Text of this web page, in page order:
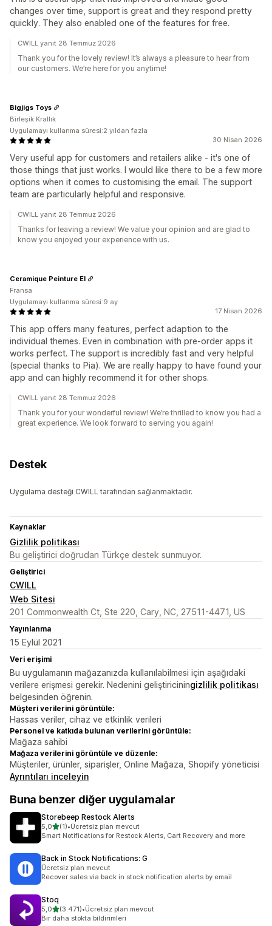
changes over time, support is great and they respond pretty
quickly. They also enabled one of the features for free.
CWILL yanıt 28 Temmuz 2026
Thank you for the lovely review! It’s always a pleasure to hear from
our customers. We’re here for you anytime!
30 Nisan 2026
Very useful app for customers and retailers alike - it's one of
those things that just works. I would like there to be a few more
options when it comes to customising the email. The support
team are particularly helpful and responsive.
Bigjigs Toys
Birleşik Krallık
Uygulamayı kullanma süresi:2 yıldan fazla
CWILL yanıt 28 Temmuz 2026
Thanks for leaving a review! We value your opinion and are glad to
know you enjoyed your experience with us.
17 Nisan 2026
This app offers many features, perfect adaption to the
individual themes. Even in combination with pre-order apps it
works perfect. The support is incredibly fast and very helpful
(special thanks to Pia). We are really happy to have found your
app and can highly recommend it for other shops.
Ceramique Peinture EI
Fransa
Uygulamayı kullanma süresi:9 ay
CWILL yanıt 28 Temmuz 2026
Thank you for your wonderful review! We’re thrilled to know you had a
great experience. We look forward to serving you again!
Destek
Uygulama desteği CWILL tarafından sağlanmaktadır.
Kaynaklar
Gizlilik politikası
Bu geliştirici doğrudan Türkçe destek sunmuyor.
Geliştirici
CWILL
Web Sitesi
201 Commonwealth Ct, Ste 220, Cary, NC, 27511-4471, US
Yayınlanma
15 Eylül 2021
Veri erişimi
Bu uygulamanın mağazanızda kullanılabilmesi için aşağıdaki
verilere erişmesi gerekir. Nedenini geliştiriciningizlilik politikası
belgesinden öğrenin.
Müşteri verilerini görüntüle:
Hassas veriler, cihaz ve etkinlik verileri
Personel ve katkıda bulunan verilerini görüntüle:
Mağaza sahibi
Mağaza verilerini görüntüle ve düzenle:
Müşteriler, ürünler, siparişler, Online Mağaza, Shopify yöneticisi
Ayrıntıları inceleyin
Buna benzer diğer uygulamalar
Storebeep Restock Alerts
5,05 yıldız üzerinden
(1)
toplam 1 değerlendirme
•Ücretsiz plan mevcut
Smart Notifications for Restock Alerts, Cart Recovery and more
Back in Stock Notifications: G
Ücretsiz plan mevcut
Recover sales via back in stock notification alerts by email
Stoq
5,05 yıldız üzerinden
(3.471)
toplam 3471 değerlendirme
•Ücretsiz plan mevcut
Bir daha stokta bildirimleri